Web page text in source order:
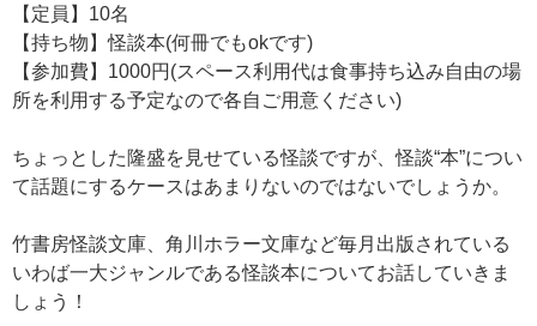
【定員】10名
【持ち物】怪談本(何冊でもokです)
【参加費】1000円(スペース利用代は食事持ち込み自由の場
所を利用する予定なので各自ご用意ください)
ちょっとした隆盛を見せている怪談ですが、怪談“本”につい
て話題にするケースはあまりないのではないでしょうか。
竹書房怪談文庫、角川ホラー文庫など毎月出版されている
いわば一大ジャンルである怪談本についてお話していきま
しょう！